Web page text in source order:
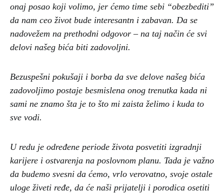
onaj posao koji volimo, jer ćemo time sebi “obezbediti”
da nam ceo život bude interesantn i zabavan. Da se
nadovežem na prethodni odgovor – na taj način će svi
delovi našeg bića biti zadovoljni.
Bezuspešni pokušaji i borba da sve delove našeg bića
zadovoljimo postaje besmislena onog trenutka kada ni
sami ne znamo šta je to što mi zaista želimo i kuda to
sve vodi.
U redu je određene periode života posvetiti izgradnji
karijere i ostvarenja na poslovnom planu. Tada je važno
da budemo svesni da ćemo, vrlo verovatno, svoje ostale
uloge živeti ređe, da će naši prijatelji i porodica osetiti